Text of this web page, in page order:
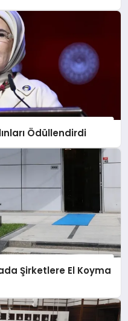
Ödüllendirdi
Şirketlere El Koyma